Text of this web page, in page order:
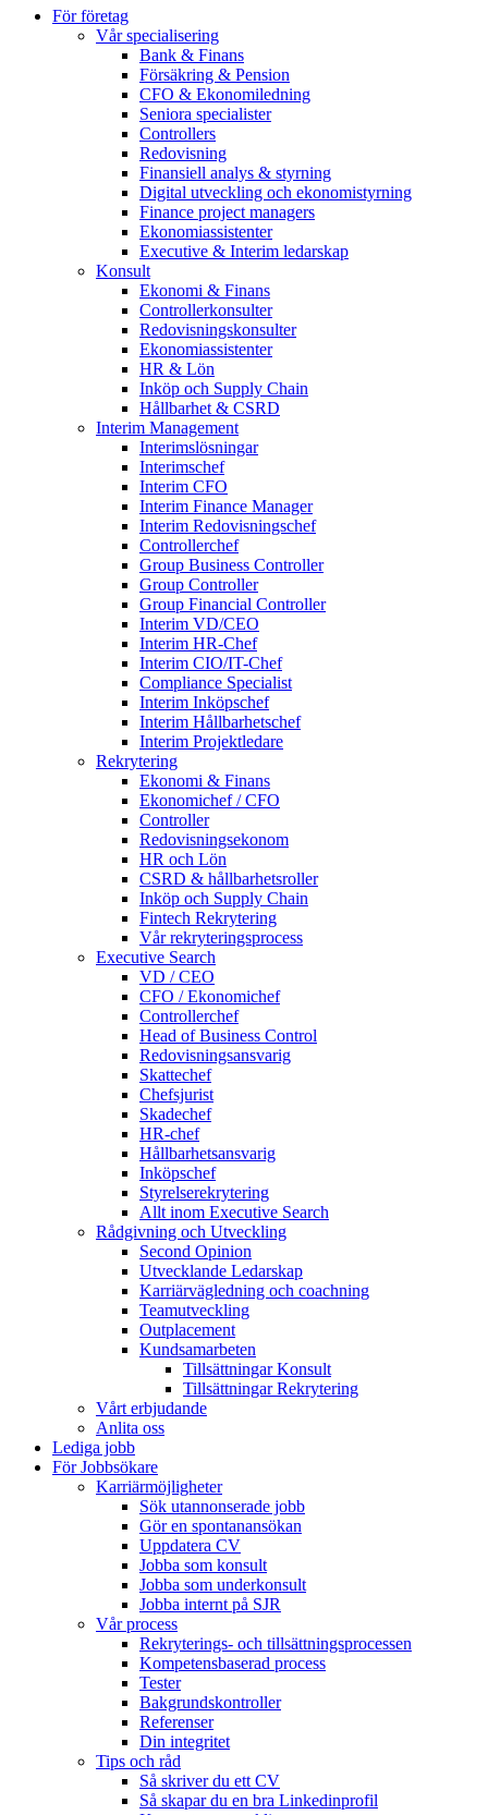
För företag
Vår specialisering
Bank & Finans
Försäkring & Pension
CFO & Ekonomiledning
Seniora specialister
Controllers
Redovisning
Finansiell analys & styrning
Digital utveckling och ekonomistyrning
Finance project managers
Ekonomiassistenter
Executive & Interim ledarskap
Konsult
Ekonomi & Finans
Controllerkonsulter
Redovisningskonsulter
Ekonomiassistenter
HR & Lön
Inköp och Supply Chain
Hållbarhet & CSRD
Interim Management
Interimslösningar
Interimschef
Interim CFO
Interim Finance Manager
Interim Redovisningschef
Controllerchef
Group Business Controller
Group Controller
Group Financial Controller
Interim VD/CEO
Interim HR-Chef
Interim CIO/IT-Chef
Compliance Specialist
Interim Inköpschef
Interim Hållbarhetschef
Interim Projektledare
Rekrytering
Ekonomi & Finans
Ekonomichef / CFO
Controller
Redovisningsekonom
HR och Lön
CSRD & hållbarhetsroller
Inköp och Supply Chain
Fintech Rekrytering
Vår rekryteringsprocess
Executive Search
VD / CEO
CFO / Ekonomichef
Controllerchef
Head of Business Control
Redovisningsansvarig
Skattechef
Chefsjurist
Skadechef
HR-chef
Hållbarhetsansvarig
Inköpschef
Styrelserekrytering
Allt inom Executive Search
Rådgivning och Utveckling
Second Opinion
Utvecklande Ledarskap
Karriärvägledning och coachning
Teamutveckling
Outplacement
Kundsamarbeten
Tillsättningar Konsult
Tillsättningar Rekrytering
Vårt erbjudande
Anlita oss
Lediga jobb
För Jobbsökare
Karriärmöjligheter
Sök utannonserade jobb
Gör en spontanansökan
Uppdatera CV
Jobba som konsult
Jobba som underkonsult
Jobba internt på SJR
Vår process
Rekryterings- och tillsättningsprocessen
Kompetensbaserad process
Tester
Bakgrundskontroller
Referenser
Din integritet
Tips och råd
Så skriver du ett CV
Så skapar du en bra Linkedinprofil